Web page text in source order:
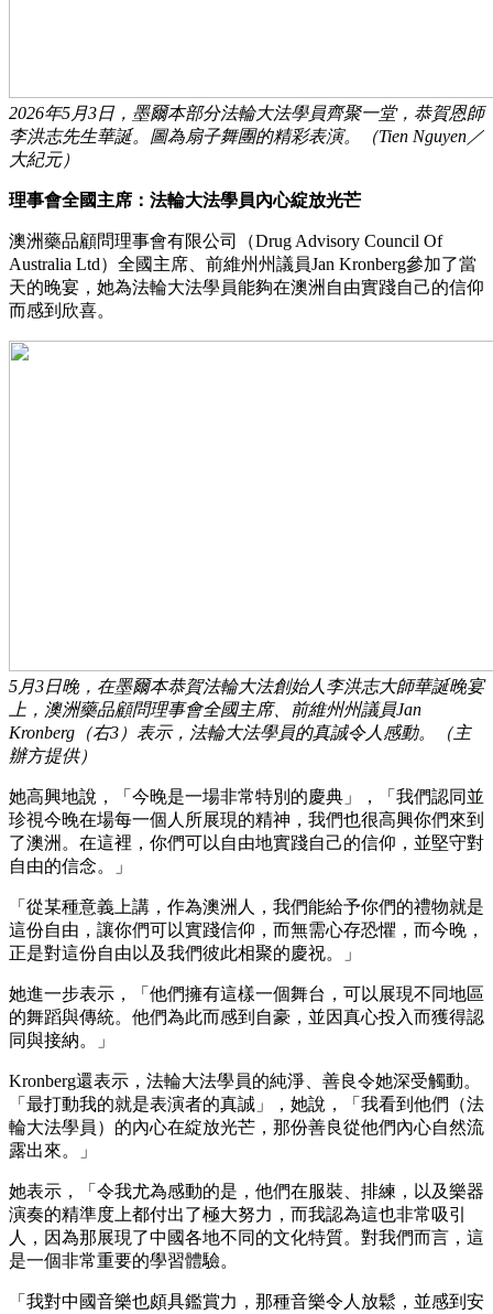
2026年5月3日，墨爾本部分法輪大法學員齊聚一堂，恭賀恩師
李洪志先生華誕。圖為扇子舞團的精彩表演。（Tien Nguyen／
大紀元）
理事會全國主席：法輪大法學員內心綻放光芒
澳洲藥品顧問理事會有限公司（Drug Advisory Council Of
Australia Ltd）全國主席、前維州州議員Jan Kronberg參加了當
天的晚宴，她為法輪大法學員能夠在澳洲自由實踐自己的信仰
而感到欣喜。
5月3日晚，在墨爾本恭賀法輪大法創始人李洪志大師華誕晚宴
上，澳洲藥品顧問理事會全國主席、前維州州議員Jan
Kronberg（右3）表示，法輪大法學員的真誠令人感動。（主
辦方提供）
她高興地說，「今晚是一場非常特別的慶典」，「我們認同並
珍視今晚在場每一個人所展現的精神，我們也很高興你們來到
了澳洲。在這裡，你們可以自由地實踐自己的信仰，並堅守對
自由的信念。」
「從某種意義上講，作為澳洲人，我們能給予你們的禮物就是
這份自由，讓你們可以實踐信仰，而無需心存恐懼，而今晚，
正是對這份自由以及我們彼此相聚的慶祝。」
她進一步表示，「他們擁有這樣一個舞台，可以展現不同地區
的舞蹈與傳統。他們為此而感到自豪，並因真心投入而獲得認
同與接納。」
Kronberg還表示，法輪大法學員的純淨、善良令她深受觸動。
「最打動我的就是表演者的真誠」，她說，「我看到他們（法
輪大法學員）的內心在綻放光芒，那份善良從他們內心自然流
露出來。」
她表示，「令我尤為感動的是，他們在服裝、排練，以及樂器
演奏的精準度上都付出了極大努力，而我認為這也非常吸引
人，因為那展現了中國各地不同的文化特質。對我們而言，這
是一個非常重要的學習體驗。
「我對中國音樂也頗具鑑賞力，那種音樂令人放鬆，並感到安